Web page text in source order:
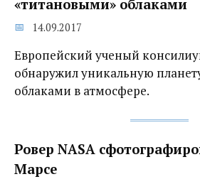
«титановыми» облаками
14.09.2017
Европейский ученый
обнаружил уникальную
облаками в атмосфере.
Ровер NASA
Марсе